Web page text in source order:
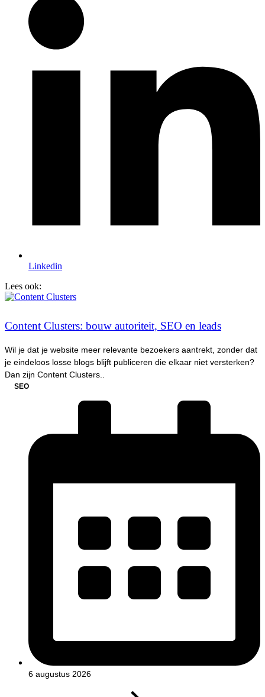
Linkedin
Lees ook:
Content Clusters: bouw autoriteit, SEO en leads
Wil je dat je website meer relevante bezoekers aantrekt, zonder dat
je eindeloos losse blogs blijft publiceren die elkaar niet versterken?
Dan zijn Content Clusters..
SEO
6 augustus 2026